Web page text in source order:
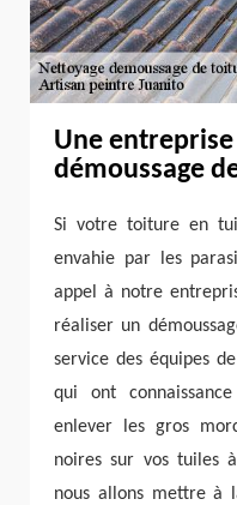
Une
démoussage
Si votre toiture en
envahie par les
appel à notre
réaliser un
service des équipes
qui ont
enlever les gros
noires sur vos tuiles
nous allons mettre à